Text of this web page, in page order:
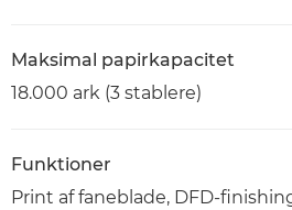
Maksimal papirkapacitet
18.000 ark (3 stablere)
Funktioner
Print af faneblade, DFD-